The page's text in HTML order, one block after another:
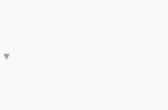
▼